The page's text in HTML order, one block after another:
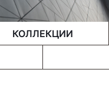
КОЛЛЕКЦИИ